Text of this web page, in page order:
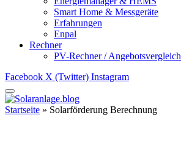
Smart Home & Messgeräte
Erfahrungen
Enpal
Rechner
PV-Rechner / Angebotsvergleich
Facebook X (Twitter) Instagram
Startseite » Solarförderung Berechnung